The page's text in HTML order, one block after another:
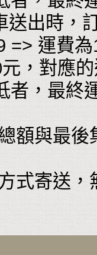
送出時，
=> 運費
，對應
者，最終
額與最
式寄送